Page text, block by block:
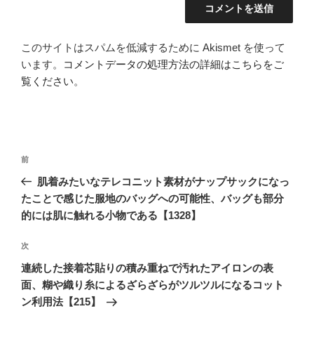
このサイトはスパムを低減するために Akismet を使って
います。
コメントデータの処理方法の詳細はこちらをご
覧ください。
投
ナ
ビ
ー
シ
ョ
ン
前
の
投
稿
前
肌着みたいなテレコニット素材がナップサックになっ
たことで感じた服地のバッグへの可能性、バッグも部分
的には肌に触れる小物である【1328】
次
の
投
稿
次
連続した接着芯貼りの積み重ねで汚れたアイロンの表
面、糊や織り糸によるざらざらがツルツルになるコット
ン利用法【215】